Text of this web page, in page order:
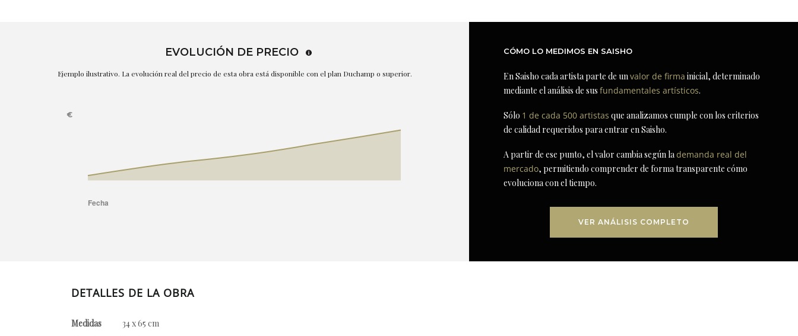
EVOLUCIÓN DE PRECIO
Ejemplo ilustrativo. La evolución real del precio de esta obra está disponible con el plan Duchamp o superior.
CÓMO LO MEDIMOS EN SAISHO
En Saisho cada artista parte de unvalor de firma inicial, determinado
mediante el análisis de susfundamentales artísticos.
Sólo 1 de cada 500 artistas que analizamos cumple con los criterios
de calidad requeridos para entrar en Saisho.
A partir de ese punto, el valor cambia según lademanda real del
mercado, permitiendo comprender de forma transparente cómo
evoluciona con el tiempo.
VER ANÁLISIS COMPLETO
DETALLES DE LA OBRA
Medidas
34 x 65 cm